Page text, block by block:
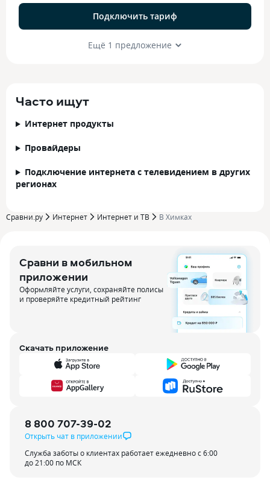
Подключить тариф
Ещё 1 предложение
Часто ищут
Интернет продукты
Провайдеры
Подключение интернета с телевидением в других
регионах
Сравни.ру Интернет Интернет и ТВ В Химках
Сравни в мобильном
приложении
Оформляйте услуги, сохраняйте полисы
и проверяйте кредитный рейтинг
Скачать приложение
8 800 707-39-02
Открыть чат в приложении
Служба заботы о клиентах работает ежедневно с 6:00
до 21:00 по МСК